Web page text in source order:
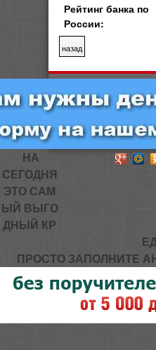
Рейтинг банка по
России:
НА
СЕГОДНЯ
ЭТО САМ
ЫЙ ВЫГО
ДНЫЙ КР
ПРОСТО ЗАПОЛНИТЕ